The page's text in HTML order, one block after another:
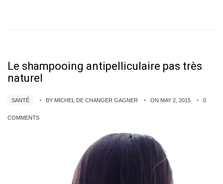
Le shampooing antipelliculaire pas très
naturel
SANTÉ BY MICHEL DE CHANGER GAGNER ON MAY 2, 2015 0
COMMENTS